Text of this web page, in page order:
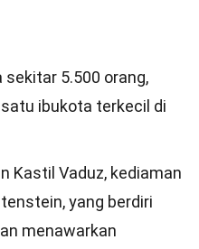
sekitar 5.500 orang,
ibukota terkecil di
Kastil Vaduz, kediaman
yang berdiri
menawarkan